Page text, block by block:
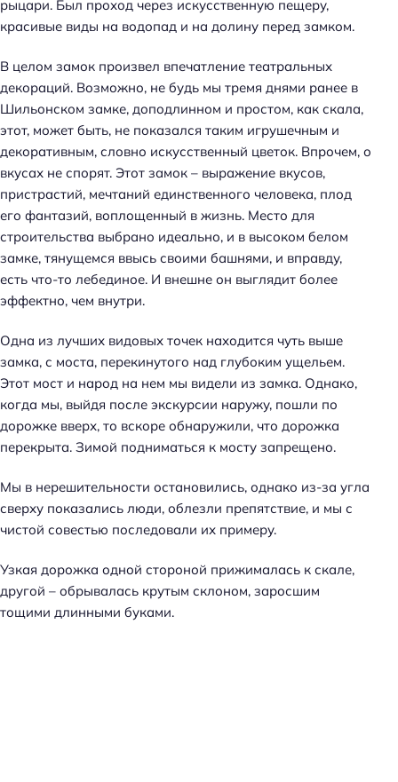
рыцари. Был проход через искусственную пещеру,
красивые виды на водопад и на долину перед замком.
В целом замок произвел впечатление театральных
декораций. Возможно, не будь мы тремя днями ранее в
Шильонском замке, доподлинном и простом, как скала,
этот, может быть, не показался таким игрушечным и
декоративным, словно искусственный цветок. Впрочем, о
вкусах не спорят. Этот замок – выражение вкусов,
пристрастий, мечтаний единственного человека, плод
его фантазий, воплощенный в жизнь. Место для
строительства выбрано идеально, и в высоком белом
замке, тянущемся ввысь своими башнями, и вправду,
есть что-то лебединое. И внешне он выглядит более
эффектно, чем внутри.
Одна из лучших видовых точек находится чуть выше
замка, с моста, перекинутого над глубоким ущельем.
Этот мост и народ на нем мы видели из замка. Однако,
когда мы, выйдя после экскурсии наружу, пошли по
дорожке вверх, то вскоре обнаружили, что дорожка
перекрыта. Зимой подниматься к мосту запрещено.
Мы в нерешительности остановились, однако из-за угла
сверху показались люди, облезли препятствие, и мы с
чистой совестью последовали их примеру.
Узкая дорожка одной стороной прижималась к скале,
другой – обрывалась крутым склоном, заросшим
тощими длинными буками.